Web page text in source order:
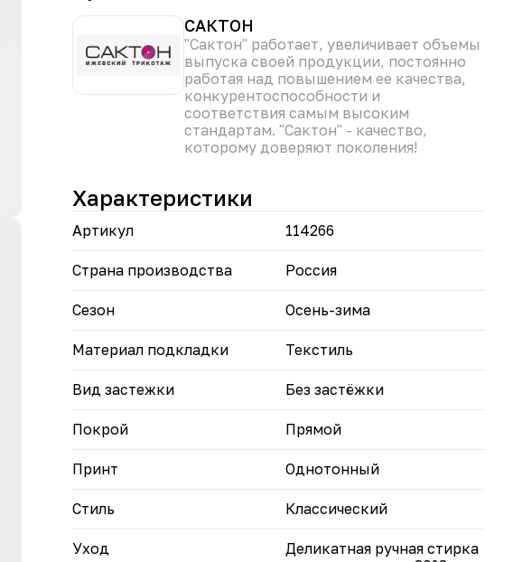
эластичность материала гарантируют комфортную
посадку по фигуре
• Стильный акцент: Шерстяная текстура добавляет
образу уют и элегантность
В этой юбке вы будете чувствовать себя тепло,
стильно и уверенно в любой ситуации!
САКТОН
"Сактон" работает, увеличивает объемы
выпуска своей продукции, постоянно
работая над повышением ее качества,
конкурентоспособности и
соответствия самым высоким
стандартам. "Сактон" - качество,
которому доверяют поколения!
Характеристики
Артикул 114266
Страна производства Россия
Сезон Осень-зима
Материал подкладки Текстиль
Вид застежки Без застёжки
Покрой Прямой
Принт Однотонный
Стиль Классический
Уход
Деликатная ручная стирка